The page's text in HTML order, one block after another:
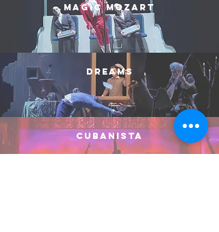
magic mozart
dreams
cubanista